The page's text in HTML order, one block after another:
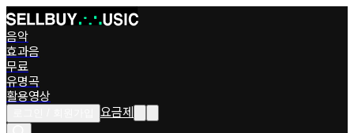
음악
효과음
무료
유명곡
활용영상
요금제